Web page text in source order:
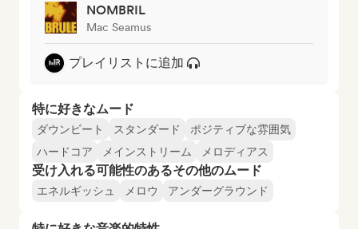
NOMBRIL
Mac Seamus
プレイリストに追加
特に好きなムード
ダウンビート スタンダード
ポジティブな雰囲気
ハードコア
メインストリーム メロディアス
受け入れる可能性のあるその他のムード
エネルギッシュ メロウ アンダーグラウンド